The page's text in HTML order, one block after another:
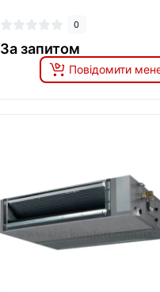
0
За запитом
Повідомити